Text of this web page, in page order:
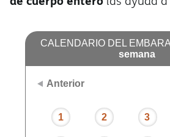
CALENDARIO DEL
semana
Anterior
1 2 3